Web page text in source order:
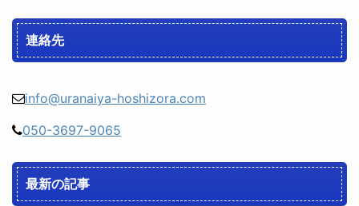
連絡先
info@uranaiya-hoshizora.com
050-3697-9065
最新の記事